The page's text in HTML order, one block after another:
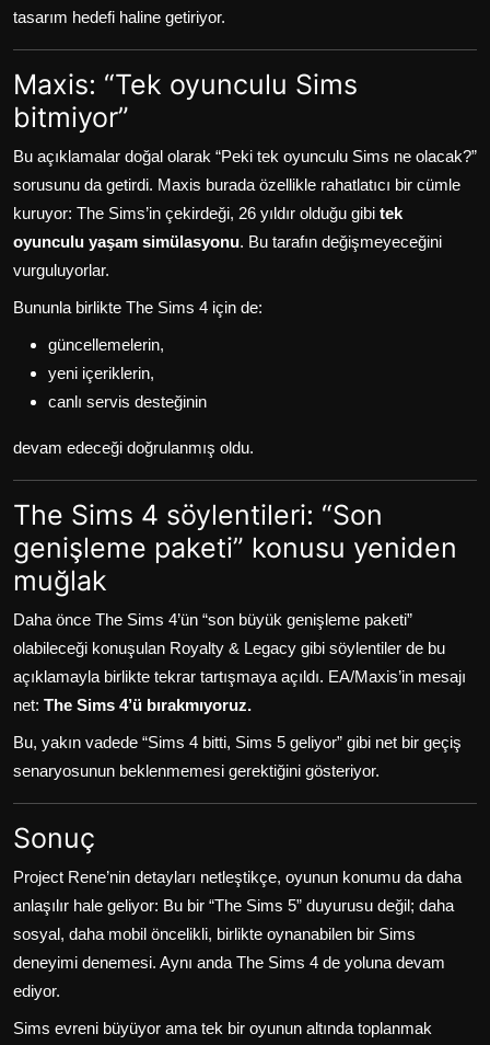
tasarım hedefi haline getiriyor.
Maxis: “Tek oyunculu Sims
bitmiyor”
Bu açıklamalar doğal olarak “Peki tek oyunculu Sims ne olacak?”
sorusunu da getirdi. Maxis burada özellikle rahatlatıcı bir cümle
kuruyor: The Sims’in çekirdeği, 26 yıldır olduğu gibi tek
oyunculu yaşam simülasyonu. Bu tarafın değişmeyeceğini
vurguluyorlar.
Bununla birlikte The Sims 4 için de:
güncellemelerin,
yeni içeriklerin,
canlı servis desteğinin
devam edeceği doğrulanmış oldu.
The Sims 4 söylentileri: “Son
genişleme paketi” konusu yeniden
muğlak
Daha önce The Sims 4’ün “son büyük genişleme paketi”
olabileceği konuşulan Royalty & Legacy gibi söylentiler de bu
açıklamayla birlikte tekrar tartışmaya açıldı. EA/Maxis’in mesajı
net: The Sims 4’ü bırakmıyoruz.
Bu, yakın vadede “Sims 4 bitti, Sims 5 geliyor” gibi net bir geçiş
senaryosunun beklenmemesi gerektiğini gösteriyor.
Sonuç
Project Rene’nin detayları netleştikçe, oyunun konumu da daha
anlaşılır hale geliyor: Bu bir “The Sims 5” duyurusu değil; daha
sosyal, daha mobil öncelikli, birlikte oynanabilen bir Sims
deneyimi denemesi. Aynı anda The Sims 4 de yoluna devam
ediyor.
Sims evreni büyüyor ama tek bir oyunun altında toplanmak